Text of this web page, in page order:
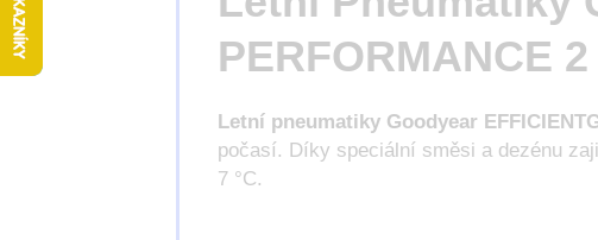
PERFORMANCE
Letní pneumatiky Goodyear
počasí. Díky speciální směsi a dezénu
7 °C.